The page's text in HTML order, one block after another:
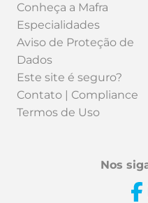
Conheça a Mafra
Especialidades
Aviso de Proteção de
Dados
Este site é seguro?
Contato | Compliance
Termos de Uso
Nos